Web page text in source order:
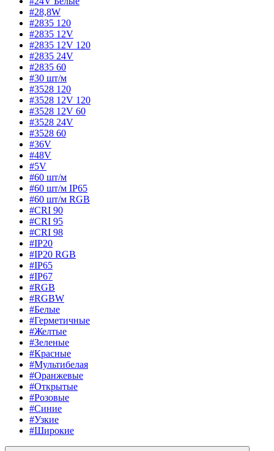
#28,8W
#2835 120
#2835 12V
#2835 12V 120
#2835 24V
#2835 60
#30 шт/м
#3528 120
#3528 12V 120
#3528 12V 60
#3528 24V
#3528 60
#36V
#48V
#5V
#60 шт/м
#60 шт/м IP65
#60 шт/м RGB
#CRI 90
#CRI 95
#CRI 98
#IP20
#IP20 RGB
#IP65
#IP67
#RGB
#RGBW
#Белые
#Герметичные
#Желтые
#Зеленые
#Красные
#Мультибелая
#Оранжевые
#Открытые
#Розовые
#Синие
#Узкие
#Широкие